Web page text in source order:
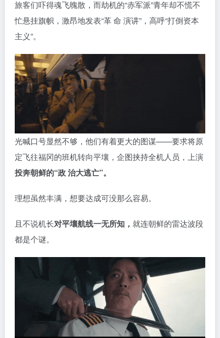
旅客们吓得魂飞魄散，而劫机的“赤军派”青年却不慌不
忙悬挂旗帜，激昂地发表“革 命 演讲”，高呼“打倒资本
主义”。
光喊口号显然不够，他们有着更大的图谋——要求将原
定飞往福冈的班机转向平壤，企图挟持全机人员，上演
投奔朝鲜的“政 治大逃亡”。
理想虽然丰满，想要达成可没那么容易。
且不说机长对平壤航线一无所知， 就连朝鲜的雷达波段
都是个谜。